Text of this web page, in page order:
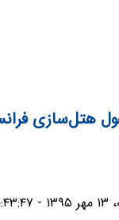
هتل‌سازی